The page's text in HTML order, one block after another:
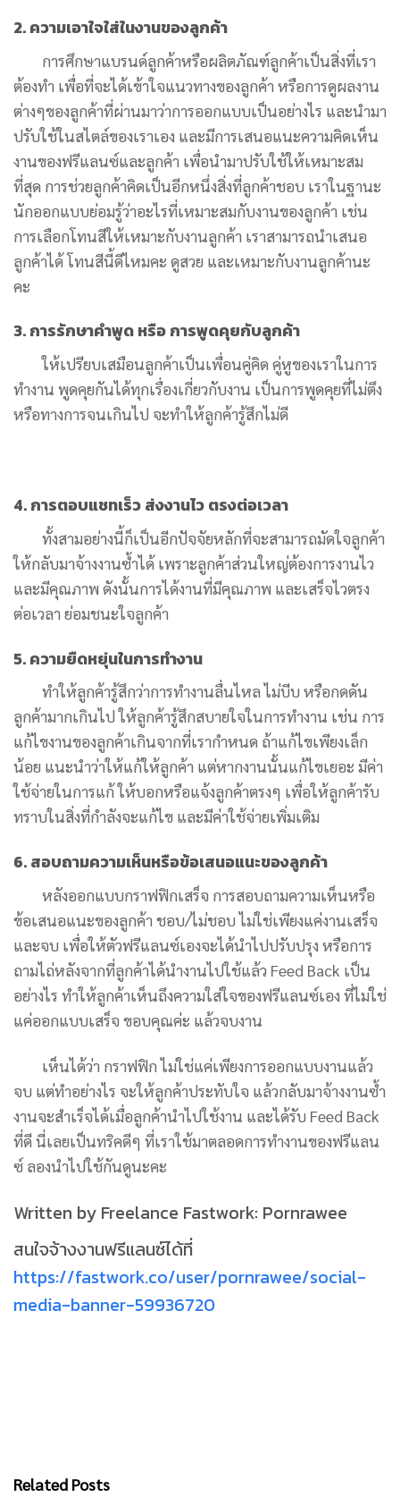
2. ความเอาใจใส่ในงานของลูกค้า
การศึกษาแบรนด์ลูกค้าหรือผลิตภัณฑ์ลูกค้าเป็นสิ่งที่เรา
ต้องทำ เพื่อที่จะได้เข้าใจแนวทางของลูกค้า หรือการดูผลงาน
ต่างๆของลูกค้าที่ผ่านมาว่าการออกแบบเป็นอย่างไร และนำมา
ปรับใช้ในสไตล์ของเราเอง และมีการเสนอแนะความคิดเห็น
งานของฟรีแลนซ์และลูกค้า เพื่อนำมาปรับใช้ให้เหมาะสม
ที่สุด การช่วยลูกค้าคิดเป็นอีกหนึ่งสิ่งที่ลูกค้าชอบ เราในฐานะ
นักออกแบบย่อมรู้ว่าอะไรที่เหมาะสมกับงานของลูกค้า เช่น
การเลือกโทนสีให้เหมาะกับงานลูกค้า เราสามารถนำเสนอ
ลูกค้าได้ โทนสีนี้ดีไหมคะ ดูสวย และเหมาะกับงานลูกค้านะ
คะ
3. การรักษาคำพูด หรือ การพูดคุยกับลูกค้า
ให้เปรียบเสมือนลูกค้าเป็นเพื่อนคู่คิด คู่หูของเราในการ
ทำงาน พูดคุยกันได้ทุกเรื่องเกี่ยวกับงาน เป็นการพูดคุยที่ไม่ตึง
หรือทางการจนเกินไป จะทำให้ลูกค้ารู้สึกไม่ดี
4. การตอบแชทเร็ว ส่งงานไว ตรงต่อเวลา
ทั้งสามอย่างนี้ก็เป็นอีกปัจจัยหลักที่จะสามารถมัดใจลูกค้า
ให้กลับมาจ้างงานซ้ำได้ เพราะลูกค้าส่วนใหญ่ต้องการงานไว
และมีคุณภาพ ดังนั้นการได้งานที่มีคุณภาพ และเสร็จไวตรง
ต่อเวลา ย่อมชนะใจลูกค้า
5. ความยืดหยุ่นในการทำงาน
ทำให้ลูกค้ารู้สึกว่าการทำงานลื่นไหล ไม่บีบ หรือกดดัน
ลูกค้ามากเกินไป ให้ลูกค้ารู้สึกสบายใจในการทำงาน เช่น การ
แก้ไขงานของลูกค้าเกินจากที่เรากำหนด ถ้าแก้ไขเพียงเล็ก
น้อย แนะนำว่าให้แก้ให้ลูกค้า แต่หากงานนั้นแก้ไขเยอะ มีค่า
ใช้จ่ายในการแก้ ให้บอกหรือแจ้งลูกค้าตรงๆ เพื่อให้ลูกค้ารับ
ทราบในสิ่งที่กำลังจะแก้ไข และมีค่าใช้จ่ายเพิ่มเติม
6. สอบถามความเห็นหรือข้อเสนอแนะของลูกค้า
หลังออกแบบกราฟฟิกเสร็จ การสอบถามความเห็นหรือ
ข้อเสนอแนะของลูกค้า ชอบ/ไม่ชอบ ไม่ใช่เพียงแค่งานเสร็จ
และจบ เพื่อให้ตัวฟรีแลนซ์เองจะได้นำไปปรับปรุง หรือการ
ถามไถ่หลังจากที่ลูกค้าได้นำงานไปใช้แล้ว Feed Back เป็น
อย่างไร ทำให้ลูกค้าเห็นถึงความใส่ใจของฟรีแลนซ์เอง ที่ไม่ใช่
แค่ออกแบบเสร็จ ขอบคุณค่ะ แล้วจบงาน
เห็นได้ว่า กราฟฟิก ไม่ใช่แค่เพียงการออกแบบงานแล้ว
จบ แต่ทำอย่างไร จะให้ลูกค้าประทับใจ แล้วกลับมาจ้างงานซ้ำ
งานจะสำเร็จได้เมื่อลูกค้านำไปใช้งาน และได้รับ Feed Back
ที่ดี นี่เลยเป็นทริคดีๆ ที่เราใช้มาตลอดการทำงานของฟรีแลน
ซ์ ลองนำไปใช้กันดูนะคะ
Written by Freelance Fastwork: Pornrawee
สนใจจ้างงานฟรีแลนซ์ได้ที่
https://fastwork.co/user/pornrawee/social-
media-banner-59936720
Related Posts